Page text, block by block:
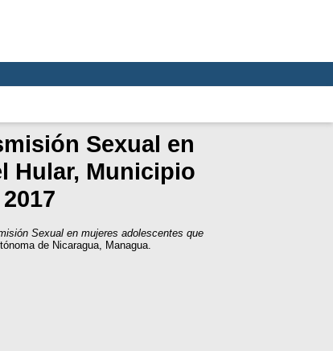
Sexual en
Hular, Municipio
Sexual en mujeres adolescentes que
de Nicaragua, Managua.